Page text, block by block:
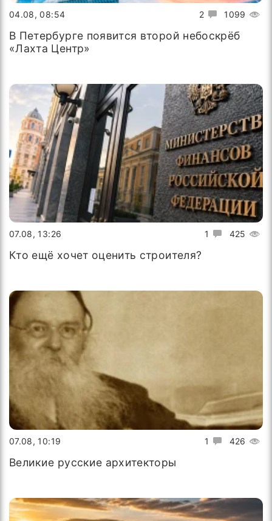
2 1099
04.08, 08:54
В Петербурге появится второй небоскрёб
«Лахта Центр»
1 425
07.08, 13:26
Кто ещё хочет оценить строителя?
1 426
07.08, 10:19
Великие русские архитекторы